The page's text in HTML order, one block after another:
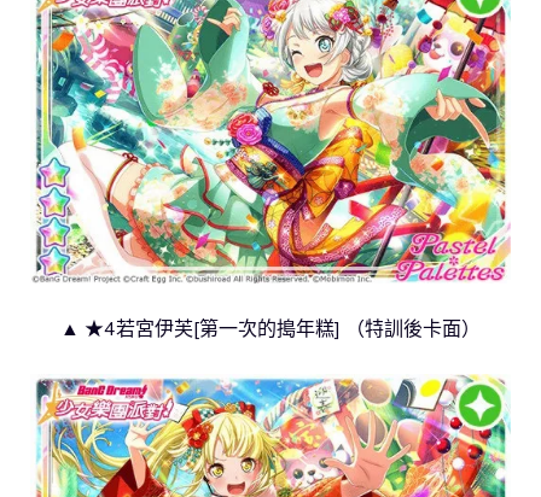
▲ ★4若宮伊芙[第一次的搗年糕] （特訓後卡面）